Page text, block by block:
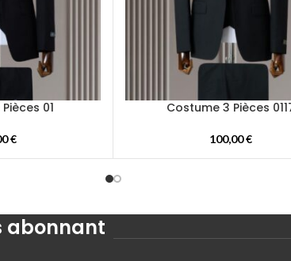
01
€
Costume 3 Pièces
100,00€
abonnant